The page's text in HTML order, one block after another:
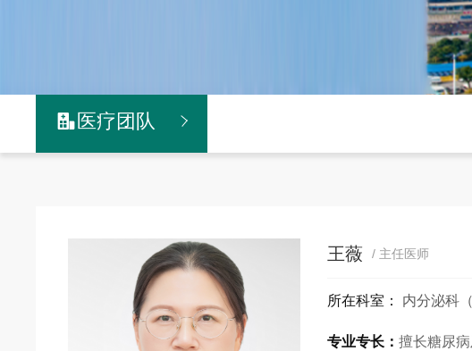
 医疗团队
王薇 / 主任医师
所在科室： 内分泌科
专业专长：擅长糖尿